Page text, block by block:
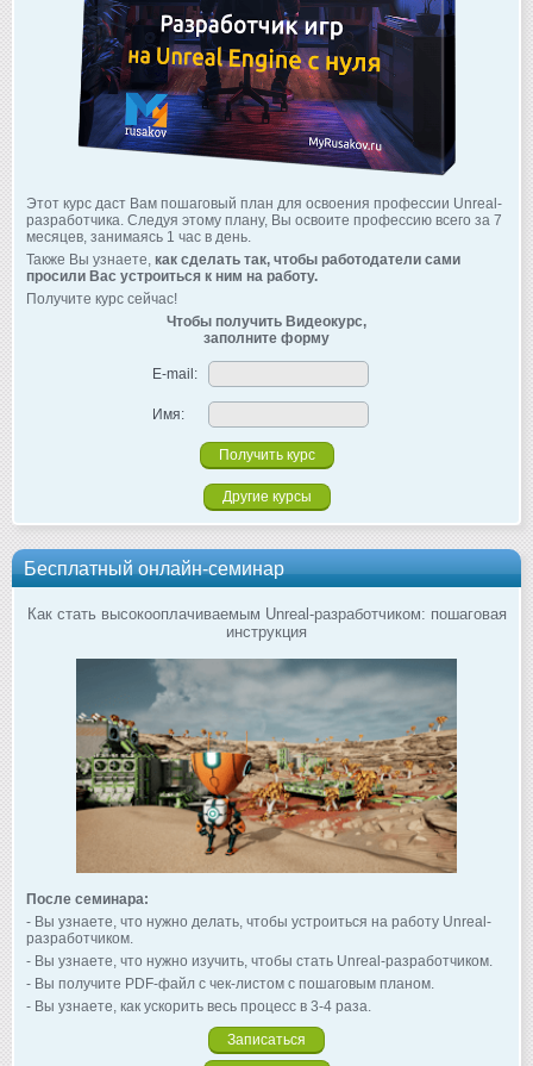
Этот курс даст Вам пошаговый план для освоения профессии Unreal-
разработчика. Следуя этому плану, Вы освоите профессию всего за 7
месяцев, занимаясь 1 час в день.
Также Вы узнаете, как сделать так, чтобы работодатели сами
просили Вас устроиться к ним на работу.
Получите курс сейчас!
Чтобы получить Видеокурс,
заполните форму
E-mail:
Имя:
Другие курсы
Бесплатный онлайн-семинар
Как стать высокооплачиваемым Unreal-разработчиком: пошаговая
инструкция
После семинара:
- Вы узнаете, что нужно делать, чтобы устроиться на работу Unreal-
разработчиком.
- Вы узнаете, что нужно изучить, чтобы стать Unreal-разработчиком.
- Вы получите PDF-файл с чек-листом с пошаговым планом.
- Вы узнаете, как ускорить весь процесс в 3-4 раза.
Записаться